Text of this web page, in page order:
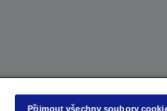
Přijmout všechny soubory